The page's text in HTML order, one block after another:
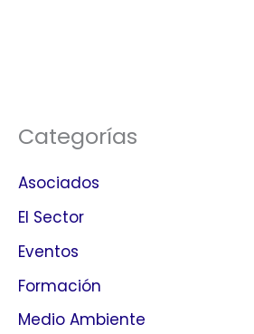
Categorías
Asociados
El Sector
Eventos
Formación
Medio Ambiente